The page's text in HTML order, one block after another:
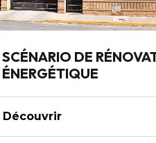
SCÉNARIO DE
ÉNERGÉTIQUE
Découvrir